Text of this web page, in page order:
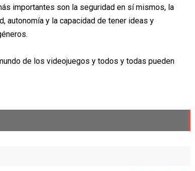
importantes son la seguridad en sí mismos, la
autonomía y la capacidad de tener ideas y
de los videojuegos y todos y todas pueden